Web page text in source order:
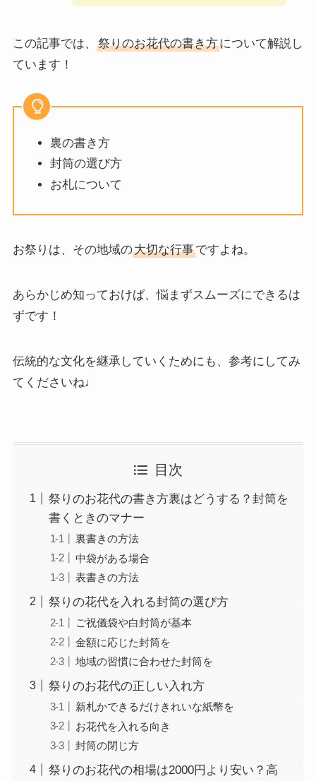
この記事では、 祭りのお花代の書き方について解説し
ています！
裏の書き方
封筒の選び方
お札について
お祭りは、その地域の大切な行事ですよね。
あらかじめ知っておけば、悩まずスムーズにできるは
ずです！
伝統的な文化を継承していくためにも、参考にしてみ
てくださいね♩
目次
祭りのお花代の書き方裏はどうする？封筒を
書くときのマナー
裏書きの方法
中袋がある場合
表書きの方法
祭りの花代を入れる封筒の選び方
ご祝儀袋や白封筒が基本
金額に応じた封筒を
地域の習慣に合わせた封筒を
祭りのお花代の正しい入れ方
新札かできるだけきれいな紙幣を
お花代を入れる向き
封筒の閉じ方
祭りのお花代の相場は2000円より安い？高